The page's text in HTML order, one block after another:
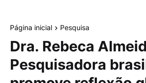
Página inicial Pesquisa
Dra. Rebeca
Pesquisadora